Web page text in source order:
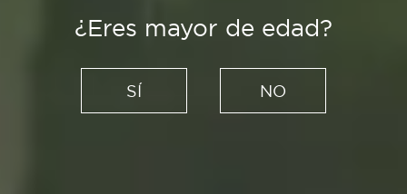
¿Eres mayor de edad?
SÍ NO
Pescado a la brasa, el sabor
estrella de las barbacoas